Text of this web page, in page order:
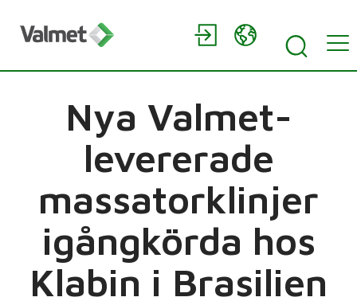
Nya Valmet-
levererade
massatorklinjer
igångkörda hos
Klabin i Brasilien